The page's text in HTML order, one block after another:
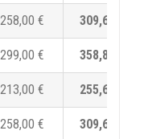
258,00 € 309,60 €
299,00 € 358,80 €
213,00 € 255,60 €
258,00 € 309,60 €